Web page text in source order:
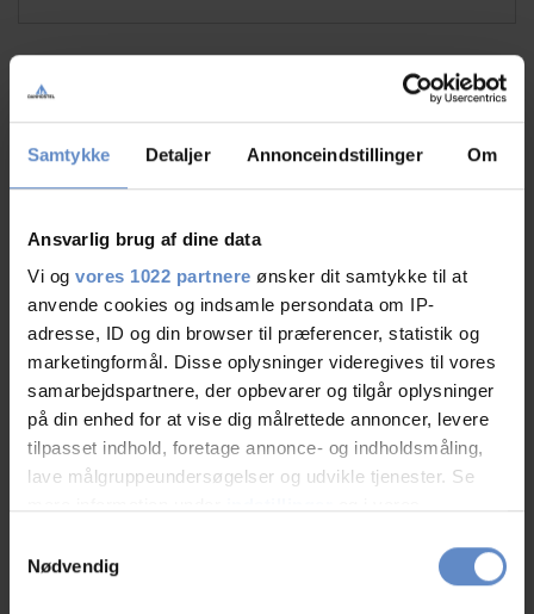
Samtykke Detaljer Annonceindstillinger Om
Ansvarlig brug af dine data
Vi og vores 1022 partnere ønsker dit samtykke til at
anvende cookies og indsamle persondata om IP-
adresse, ID og din browser til præferencer, statistik og
marketingformål. Disse oplysninger videregives til vores
samarbejdspartnere, der opbevarer og tilgår oplysninger
på din enhed for at vise dig målrettede annoncer, levere
tilpasset indhold, foretage annonce- og indholdsmåling,
lave målgruppeundersøgelser og udvikle tjenester. Se
tilbage eller ændre indstillinger fra vores
"Cookiedeklaration", eller ved at trykke på "Privacy
Nødvendig
Faciliteter
Gratis parkering
Læs mere
RATINGS